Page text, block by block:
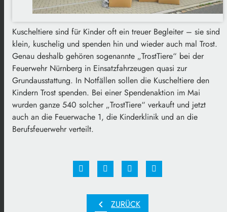
Kuscheltiere sind für Kinder oft ein treuer Begleiter – sie sind
klein, kuschelig und spenden hin und wieder auch mal Trost.
Genau deshalb gehören sogenannte „TrostTiere“ bei der
Feuerwehr Nürnberg in Einsatzfahrzeugen quasi zur
Grundausstattung. In Notfällen sollen die Kuscheltiere den
Kindern Trost spenden. Bei einer Spendenaktion im Mai
wurden ganze 540 solcher „TrostTiere“ verkauft und jetzt
auch an die Feuerwache 1, die Kinderklinik und an die
Berufsfeuerwehr verteilt.
chevron_left ZURÜCK